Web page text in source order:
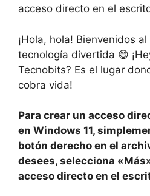
acceso directo en el
¡Hola, hola! Bienvenidos
tecnología divertida ‍😄
Tecnobits? Es el lugar
cobra vida!
Para ‌crear un acceso
en Windows 11,
botón derecho en el
desees, selecciona
acceso⁤ directo en el